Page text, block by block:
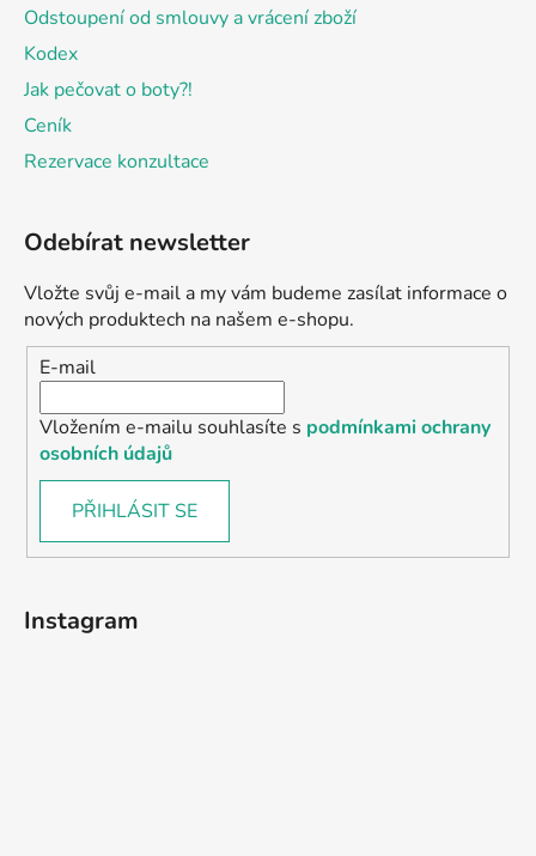
Odstoupení od smlouvy a vrácení zboží
Kodex
Jak pečovat o boty?!
Ceník
Rezervace konzultace
Odebírat newsletter
Vložte svůj e-mail a my vám budeme zasílat informace o
nových produktech na našem e-shopu.
E-mail
Vložením e-mailu souhlasíte s podmínkami ochrany
osobních údajů
PŘIHLÁSIT SE
Instagram